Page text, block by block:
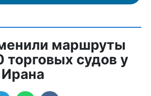
маршруты
торговых судов у